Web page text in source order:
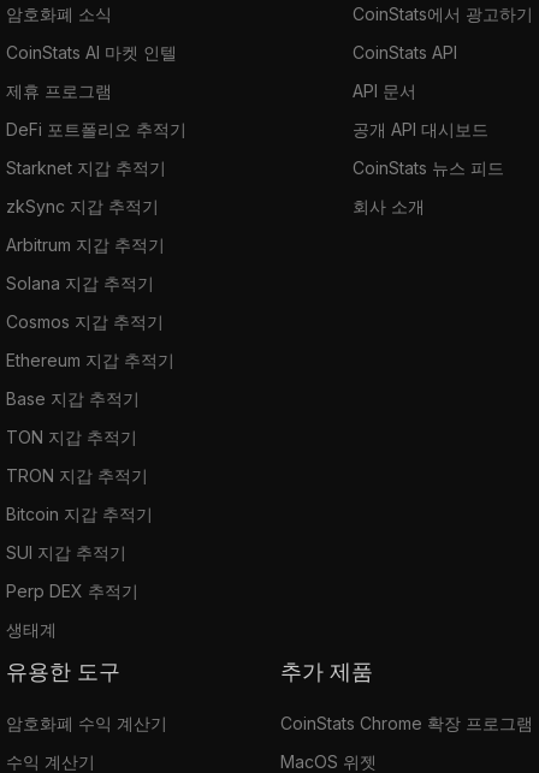
암호화폐 소식
CoinStats AI 마켓 인텔
제휴 프로그램
DeFi 포트폴리오 추적기
Starknet 지갑 추적기
zkSync 지갑 추적기
Arbitrum 지갑 추적기
Solana 지갑 추적기
Cosmos 지갑 추적기
Ethereum 지갑 추적기
Base 지갑 추적기
TON 지갑 추적기
TRON 지갑 추적기
Bitcoin 지갑 추적기
SUI 지갑 추적기
Perp DEX 추적기
생태계
CoinStats에서 광고하기
CoinStats API
API 문서
공개 API 대시보드
CoinStats 뉴스 피드
회사 소개
유용한 도구
암호화폐 수익 계산기
수익 계산기
추가 제품
CoinStats Chrome 확장 프로그램
MacOS 위젯